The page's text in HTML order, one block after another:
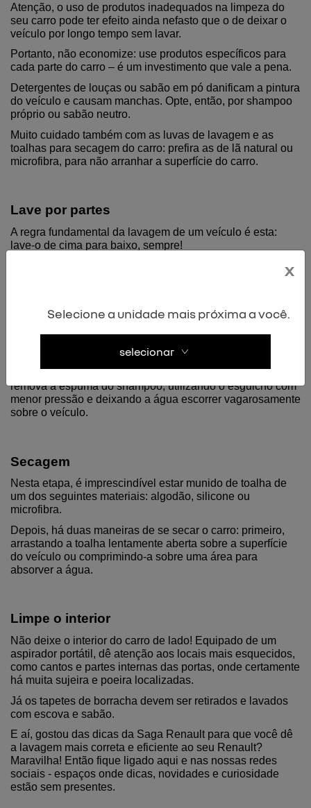
Atenção, o uso de produtos inadequados na limpeza do
seu carro pode ter efeito ainda nefasto que o de deixar o
veículo por longo tempo sem lavar.
Portanto, não economize: use produtos específicos para
cada parte do carro – é um investimento que vale a pena.
Detergentes de louças ou sabão em pó danificam a pintura
do veículo e causam manchas. Opte, então, por shampoo
próprio ou sabão neutro.
Muito cuidado também com as luvas de lavagem e as
toalhas para secagem do carro: prefira as de lã natural ou
microfibra, para não arranhar a superfície do carro.
Lave por partes
A regra fundamental da lavagem de um veículo é esta:
lave-o de cima para baixo, sempre!
na lavagem, já que acumulam mais sujeira que a
Quando terminar a lavagem de todas as partes do carro,
remova a espuma do shampoo, utilizando o esguicho com
menor pressão e deixando a água escorrer vagarosamente
sobre o veículo.
Secagem
Nesta etapa, é imprescindível estar munido de toalha de
um dos seguintes materiais: algodão, silicone ou
microfibra.
Depois, há duas maneiras de se secar o carro: primeiro,
arrastando a toalha lentamente aberta sobre a superfície
do veículo ou comprimindo-a sobre uma área para
absorver a água.
Limpe o interior
Não deixe o interior do carro de lado! Equipado de um
aspirador portátil, dê atenção aos locais mais esquecidos,
como cantos e partes internas das portas, onde certamente
há muita sujeira e poeira localizadas.
Já os tapetes de borracha devem ser retirados e lavados
com escova e sabão.
E aí, gostou das dicas da Saga Renault para que você dê
a lavagem mais correta e eficiente ao seu Renault?
Maravilha! Então fique ligado aqui e nas nossas redes
sociais - espaços onde dicas, novidades e curiosidade
estão sem presentes.
x
Selecione a unidade mais próxima a você.
selecionar